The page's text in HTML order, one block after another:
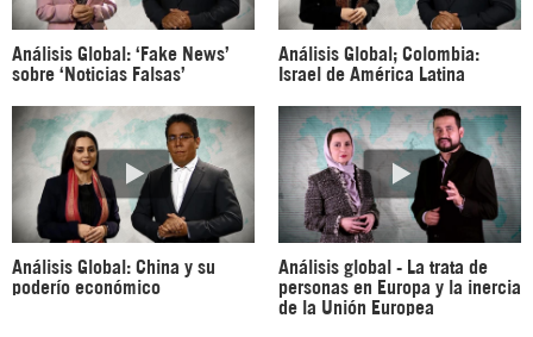
Análisis Global: ‘Fake News’
sobre ‘Noticias Falsas’
Análisis Global; Colombia:
Israel de América Latina
Análisis Global: China y su
poderío económico
Análisis global - La trata de
personas en Europa y la inercia
de la Unión Europea